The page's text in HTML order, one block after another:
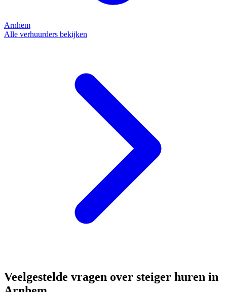
Arnhem
Alle verhuurders bekijken
Veelgestelde vragen over steiger huren in